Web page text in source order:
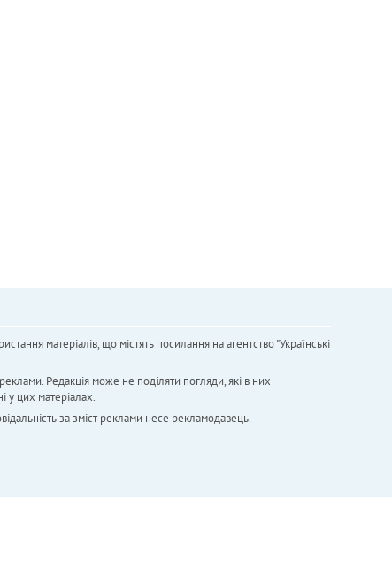
матеріалів, що містять посилання на агентство "Українськi
Редакція може не поділяти погляди, які в них
у цих матеріалах.
за зміст реклами несе рекламодавець.